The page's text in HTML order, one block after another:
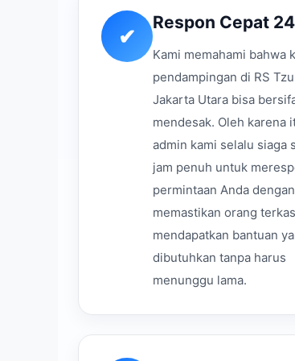
✔
Respon Cepat
Kami memahami bahwa
pendampingan di RS
Jakarta Utara bisa
mendesak. Oleh karena
admin kami selalu siaga
jam penuh untuk
permintaan Anda
memastikan orang
mendapatkan bantuan
dibutuhkan tanpa harus
menunggu lama.